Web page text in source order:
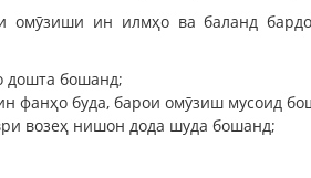
омӯзиши ин илмҳо ва баланд
дошта бошанд;
фанҳо буда, барои омӯзиш мусоид
возеҳ нишон дода шуда бошанд;